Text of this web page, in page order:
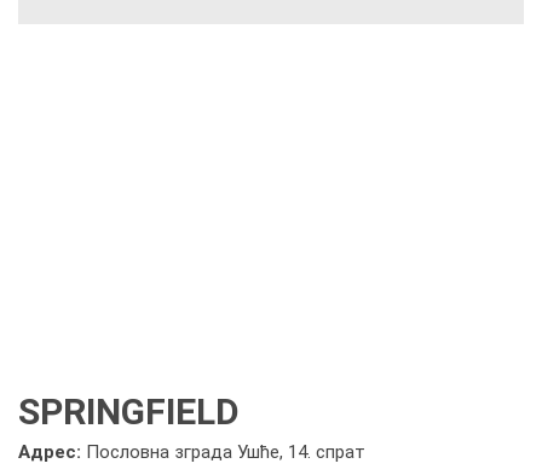
SPRINGFIELD
Адрес: Пословна зграда Ушће, 14. спрат